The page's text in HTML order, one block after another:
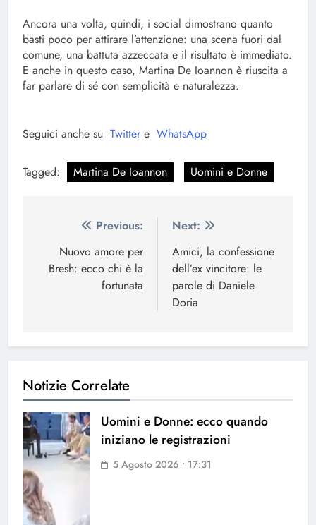
Ancora una volta, quindi, i social dimostrano quanto
basti poco per attirare l’attenzione: una scena fuori dal
comune, una battuta azzeccata e il risultato è immediato.
E anche in questo caso, Martina De Ioannon è riuscita a
far parlare di sé con semplicità e naturalezza.
Seguici anche su Twitter e WhatsApp
Tagged: Martina De Ioannon Uomini e Donne
Navigazione
articoli
Previous:
Nuovo amore per
Bresh: ecco chi è la
fortunata
Next:
Amici, la confessione
dell’ex vincitore: le
parole di Daniele
Doria
Notizie Correlate
Uomini e Donne: ecco quando
iniziano le registrazioni
5 Agosto 2026 • 17:31